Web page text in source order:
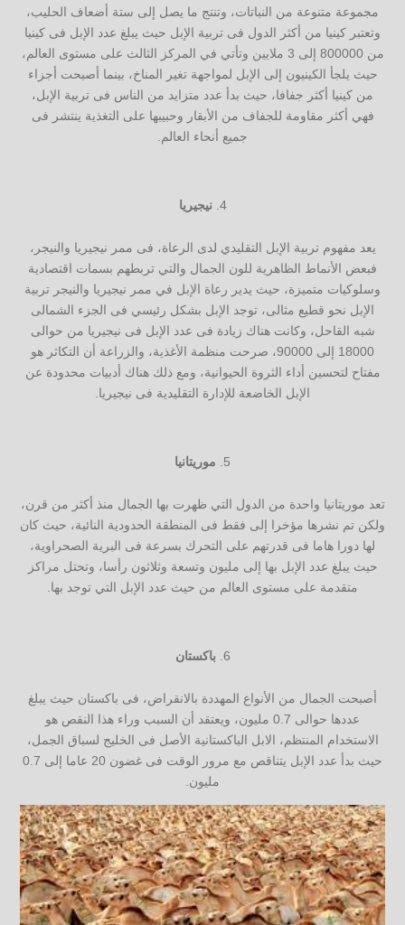
مجموعة متنوعة من النباتات، وتنتج ما يصل إلى ستة أضعاف الحليب،
وتعتبر كينيا من أكثر الدول فى تربية الإبل حيث يبلغ عدد الإبل فى كينيا
من 800000 إلى 3 ملايين وتأتي في المركز الثالث على مستوى العالم،
حيث يلجأ الكينيون إلى الإبل لمواجهة تغير المناخ، بينما أصبحت أجزاء
من كينيا أكثر جفافا، حيث بدأ عدد متزايد من الناس فى تربية الإبل،
فهي أكثر مقاومة للجفاف من الأبقار وحبيبها على التغذية ينتشر فى
جميع أنحاء العالم.
نيجيريا
يعد مفهوم تربية الإبل التقليدي لدى الرعاة، فى ممر نيجيريا والنيجر،
فبعض الأنماط الظاهرية للون الجمال والتي تربطهم بسمات اقتصادية
وسلوكيات متميزة، حيث يدير رعاة الإبل في ممر نيجيريا والنيجر تربية
الإبل نحو قطيع مثالى، توجد الإبل بشكل رئيسي فى الجزء الشمالى
شبه القاحل، وكانت هناك زيادة فى عدد الإبل فى نيجيريا من حوالى
18000 إلى 90000، صرحت منظمة الأغذية، والزراعة أن التكاثر هو
مفتاح لتحسين أداء الثروة الحيوانية، ومع ذلك هناك أدبيات محدودة عن
الإبل الخاضعة للإدارة التقليدية فى نيجيريا.
موريتانيا
تعد موريتانيا واحدة من الدول التي ظهرت بها الجمال منذ أكثر من قرن،
ولكن تم نشرها مؤخرا إلى فقط فى المنطقة الحدودية النائية، حيث كان
لها دورا هاما فى قدرتهم على التحرك بسرعة فى البرية الصحراوية،
حيث يبلغ عدد الإبل بها إلى مليون وتسعة وثلاثون رأسا، وتحتل مراكز
متقدمة على مستوى العالم من حيث عدد الإبل التي توجد بها.
باكستان
أصبحت الجمال من الأنواع المهددة بالانقراض، فى باكستان حيث يبلغ
عددها حوالى 0.7 مليون، ويعتقد أن السبب وراء هذا النقص هو
الاستخدام المنتظم، الابل الباكستانية الأصل فى الخليج لسباق الجمل،
حيث بدأ عدد الإبل يتناقص مع مرور الوقت فى غضون 20 عاما إلى 0.7
مليون.